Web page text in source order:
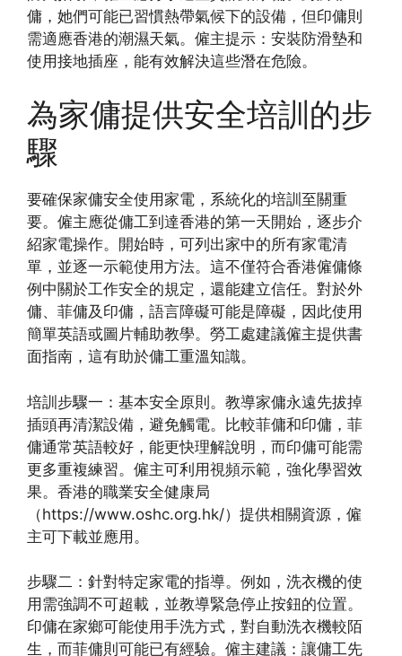
傭，她們可能已習慣熱帶氣候下的設備，但印傭則
需適應香港的潮濕天氣。僱主提示：安裝防滑墊和
使用接地插座，能有效解決這些潛在危險。
為家傭提供安全培訓的步
驟
要確保家傭安全使用家電，系統化的培訓至關重
要。僱主應從傭工到達香港的第一天開始，逐步介
紹家電操作。開始時，可列出家中的所有家電清
單，並逐一示範使用方法。這不僅符合香港僱傭條
例中關於工作安全的規定，還能建立信任。對於外
傭、菲傭及印傭，語言障礙可能是障礙，因此使用
簡單英語或圖片輔助教學。勞工處建議僱主提供書
面指南，這有助於傭工重溫知識。
培訓步驟一：基本安全原則。教導家傭永遠先拔掉
插頭再清潔設備，避免觸電。比較菲傭和印傭，菲
傭通常英語較好，能更快理解說明，而印傭可能需
更多重複練習。僱主可利用視頻示範，強化學習效
果。香港的職業安全健康局
（https://www.oshc.org.hk/）提供相關資源，僱
主可下載並應用。
步驟二：針對特定家電的指導。例如，洗衣機的使
用需強調不可超載，並教導緊急停止按鈕的位置。
印傭在家鄉可能使用手洗方式，對自動洗衣機較陌
生，而菲傭則可能已有經驗。僱主建議：讓傭工先